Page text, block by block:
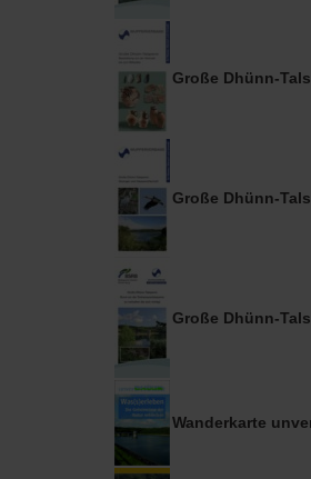
Große Dhünn-
Große Dhünn-
Große Dhünn-
Wanderkarte